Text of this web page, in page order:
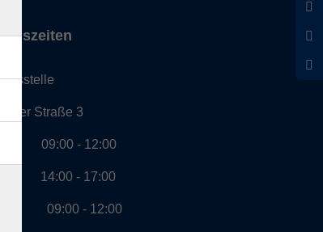
Straße 3
09:00 - 12:00
- 17:00
09:00 - 12:00